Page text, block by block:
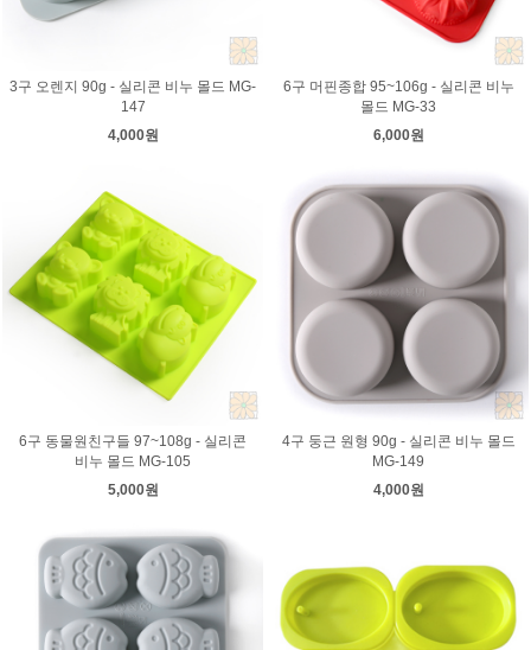
3구 오렌지 90g - 실리콘 비누 몰드 MG-
147
4,000원
6구 머핀종합 95~106g - 실리콘 비누
몰드 MG-33
6,000원
6구 동물원친구들 97~108g - 실리콘
비누 몰드 MG-105
5,000원
4구 둥근 원형 90g - 실리콘 비누 몰드
MG-149
4,000원